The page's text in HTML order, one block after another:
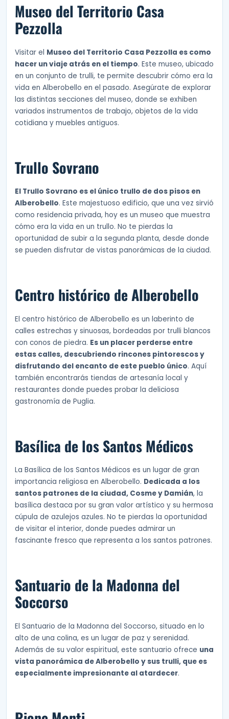
Museo del Territorio Casa
Pezzolla
Visitar el Museo del Territorio Casa Pezzolla es como
hacer un viaje atrás en el tiempo. Este museo, ubicado
en un conjunto de trulli, te permite descubrir cómo era la
vida en Alberobello en el pasado. Asegúrate de explorar
las distintas secciones del museo, donde se exhiben
variados instrumentos de trabajo, objetos de la vida
cotidiana y muebles antiguos.
Trullo Sovrano
El Trullo Sovrano es el único trullo de dos pisos en
Alberobello. Este majestuoso edificio, que una vez sirvió
como residencia privada, hoy es un museo que muestra
cómo era la vida en un trullo. No te pierdas la
oportunidad de subir a la segunda planta, desde donde
se pueden disfrutar de vistas panorámicas de la ciudad.
Centro histórico de Alberobello
El centro histórico de Alberobello es un laberinto de
calles estrechas y sinuosas, bordeadas por trulli blancos
con conos de piedra. Es un placer perderse entre
estas calles, descubriendo rincones pintorescos y
disfrutando del encanto de este pueblo único. Aquí
también encontrarás tiendas de artesanía local y
restaurantes donde puedes probar la deliciosa
gastronomía de Puglia.
Basílica de los Santos Médicos
La Basílica de los Santos Médicos es un lugar de gran
importancia religiosa en Alberobello. Dedicada a los
santos patrones de la ciudad, Cosme y Damián, la
basílica destaca por su gran valor artístico y su hermosa
cúpula de azulejos azules. No te pierdas la oportunidad
de visitar el interior, donde puedes admirar un
fascinante fresco que representa a los santos patrones.
Santuario de la Madonna del
Soccorso
El Santuario de la Madonna del Soccorso, situado en lo
alto de una colina, es un lugar de paz y serenidad.
Además de su valor espiritual, este santuario ofrece una
vista panorámica de Alberobello y sus trulli, que es
especialmente impresionante al atardecer.